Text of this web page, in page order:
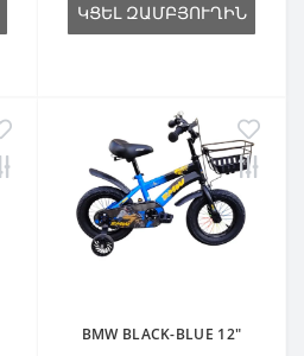
ԿՑԵԼ ԶԱՄԲՅՈՒՂԻՆ
BMW BLACK-BLUE 12"